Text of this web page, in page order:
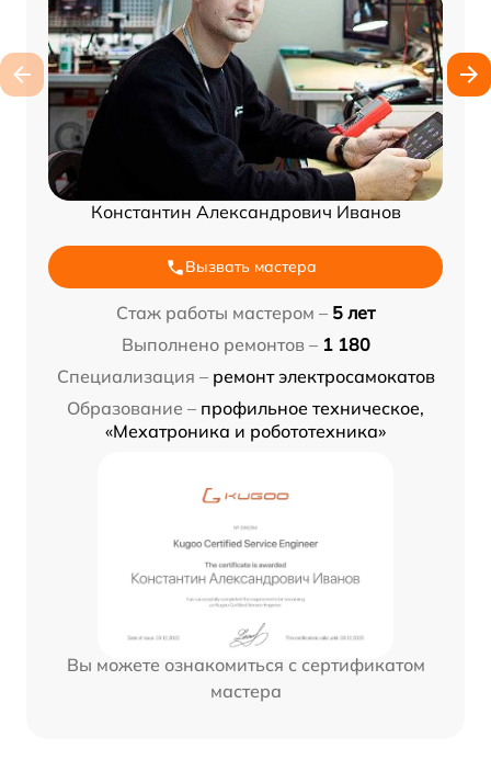
Константин Александрович Иванов
Вызвать мастера
Стаж работы мастером – 5 лет
Выполнено ремонтов – 1 180
Специализация – ремонт электросамокатов
Образование – профильное техническое,
«Мехатроника и робототехника»
Вы можете ознакомиться с сертификатом
мастера